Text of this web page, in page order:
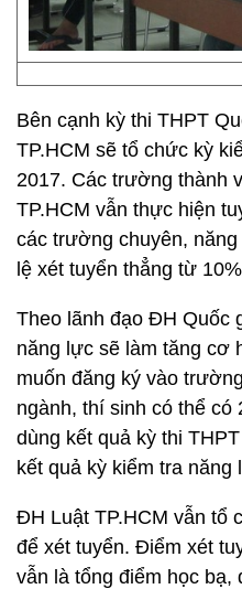
Bên cạnh kỳ thi THPT
TP.HCM sẽ tổ chức kỳ
2017. Các trường thành
TP.HCM vẫn thực hiện
các trường chuyên,
lệ xét tuyển thẳng từ
Theo lãnh đạo ĐH Quốc
năng lực sẽ làm tăng cơ
muốn đăng ký vào
ngành, thí sinh có thể
dùng kết quả kỳ thi
kết quả kỳ kiểm tra năng
ĐH Luật TP.HCM vẫn tổ
để xét tuyển. Điểm xét
vẫn là tổng điểm học bạ,